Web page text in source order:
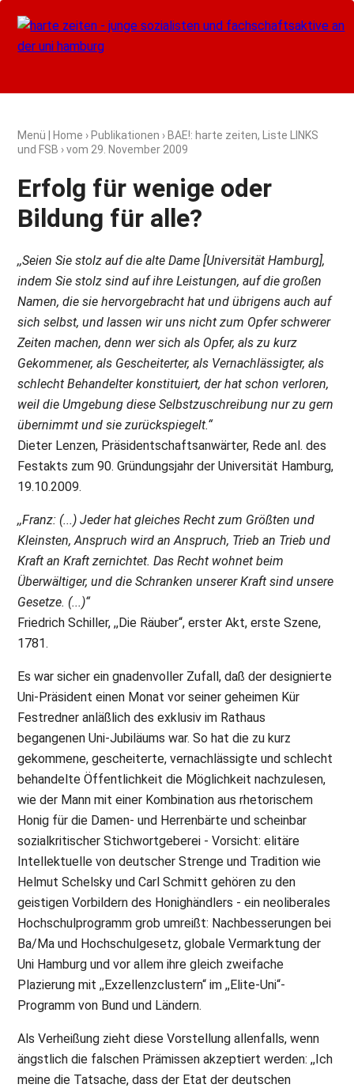
Menü Home › Publikationen › BAE!: harte zeiten, Liste LINKS
und FSB › vom 29. November 2009
Erfolg für wenige oder
Bildung für alle?
,,Seien Sie stolz auf die alte Dame [Universität Hamburg],
indem Sie stolz sind auf ihre Leistungen, auf die großen
Namen, die sie hervorgebracht hat und übrigens auch auf
sich selbst, und lassen wir uns nicht zum Opfer schwerer
Zeiten machen, denn wer sich als Opfer, als zu kurz
Gekommener, als Gescheiterter, als Vernachlässigter, als
schlecht Behandelter konstituiert, der hat schon verloren,
weil die Umgebung diese Selbstzuschreibung nur zu gern
übernimmt und sie zurückspiegelt.“
Dieter Lenzen, Präsidentschaftsanwärter, Rede anl. des
Festakts zum 90. Gründungsjahr der Universität Hamburg,
19.10.2009.
,,Franz: (...) Jeder hat gleiches Recht zum Größten und
Kleinsten, Anspruch wird an Anspruch, Trieb an Trieb und
Kraft an Kraft zernichtet. Das Recht wohnet beim
Überwältiger, und die Schranken unserer Kraft sind unsere
Gesetze. (...)“
Friedrich Schiller, ,,Die Räuber“, erster Akt, erste Szene,
1781.
Es war sicher ein gnadenvoller Zufall, daß der designierte
Uni-Präsident einen Monat vor seiner geheimen Kür
Festredner anläßlich des exklusiv im Rathaus
begangenen Uni-Jubiläums war. So hat die zu kurz
gekommene, gescheiterte, vernachlässigte und schlecht
behandelte Öffentlichkeit die Möglichkeit nachzulesen,
wie der Mann mit einer Kombination aus rhetorischem
Honig für die Damen- und Herrenbärte und scheinbar
sozialkritischer Stichwortgeberei - Vorsicht: elitäre
Intellektuelle von deutscher Strenge und Tradition wie
Helmut Schelsky und Carl Schmitt gehören zu den
geistigen Vorbildern des Honighändlers - ein neoliberales
Hochschulprogramm grob umreißt: Nachbesserungen bei
Ba/Ma und Hochschulgesetz, globale Vermarktung der
Uni Hamburg und vor allem ihre gleich zweifache
Plazierung mit ,,Exzellenzclustern“ im ,,Elite-Uni“-
Programm von Bund und Ländern.
Als Verheißung zieht diese Vorstellung allenfalls, wenn
ängstlich die falschen Prämissen akzeptiert werden: ,,Ich
meine die Tatsache, dass der Etat der deutschen